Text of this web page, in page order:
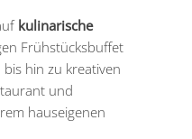
kulinarische
Frühstücksbuffet
hin zu kreativen
und
hauseigenen